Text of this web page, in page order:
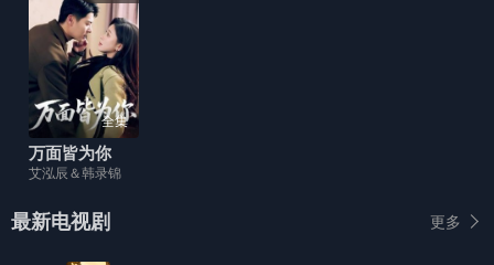
全集
万面皆为你
艾泓辰＆韩录锦
最新电视剧 更多